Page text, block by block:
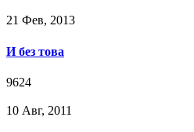
21 Фев, 2013
И без това
9624
10 Авг, 2011